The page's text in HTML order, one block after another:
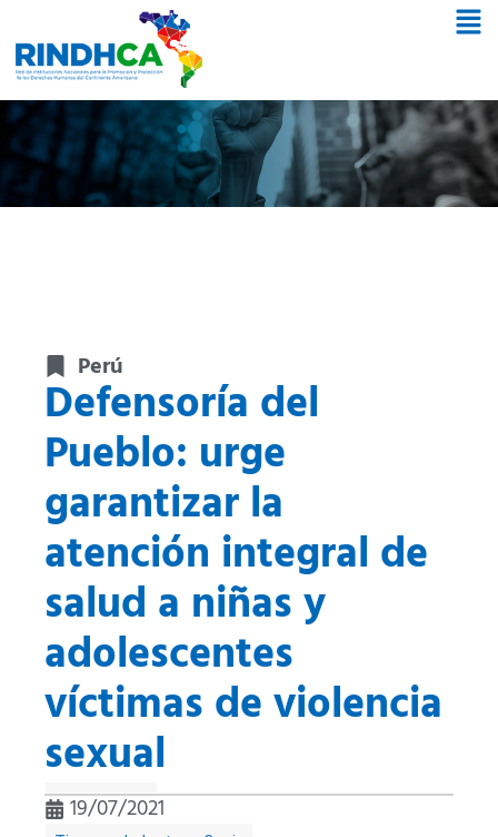
Perú
Defensoría del
Pueblo: urge
garantizar la
atención integral de
salud a niñas y
adolescentes
víctimas de violencia
sexual
19/07/2021